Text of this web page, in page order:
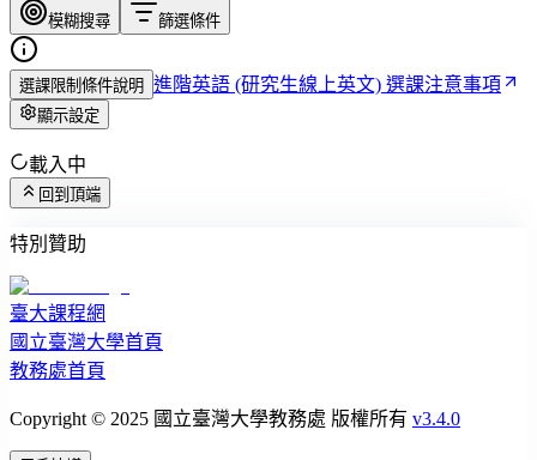
模糊搜尋 篩選條件
選課限制條件說明 進階英語 (研究生線上英文) 選課注意事項
顯示設定
載入中
回到頂端
特別贊助
臺大課程網
國立臺灣大學首頁
教務處首頁
Copyright © 2025 國立臺灣大學教務處 版權所有 v3.4.0